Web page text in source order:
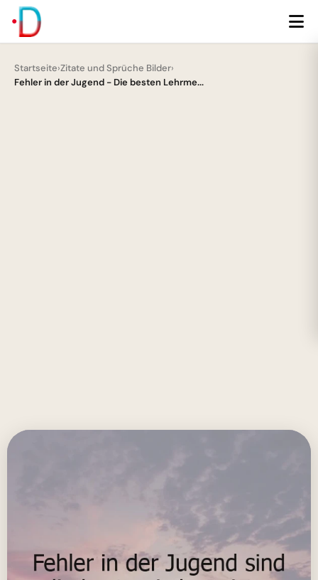
Startseite›Zitate und Sprüche Bilder›
Fehler in der Jugend - Die besten Lehrme...